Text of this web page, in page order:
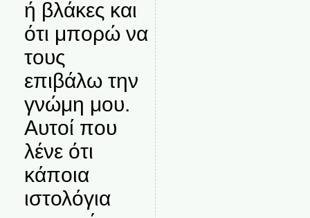
ή βλάκες και
ότι μπορώ να
τους
επιβάλω την
γνώμη μου.
Αυτοί που
λένε ότι
κάποια
ιστολόγια